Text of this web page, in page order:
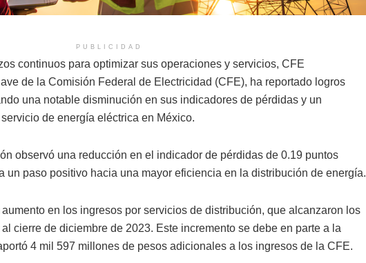
PUBLICIDAD
continuos para optimizar sus operaciones y servicios, CFE
de la Comisión Federal de Electricidad (CFE), ha reportado logros
una notable disminución en sus indicadores de pérdidas y un
de energía eléctrica en México.
observó una reducción en el indicador de pérdidas de 0.19 puntos
un paso positivo hacia una mayor eficiencia en la distribución de energía.
en los ingresos por servicios de distribución, que alcanzaron los
cierre de diciembre de 2023. Este incremento se debe en parte a la
4 mil 597 millones de pesos adicionales a los ingresos de la CFE.